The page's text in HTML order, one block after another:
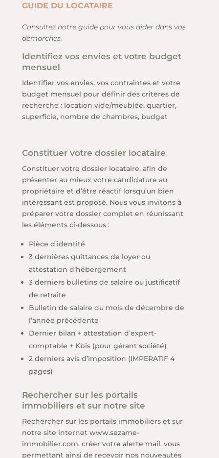
GUIDE DU LOCATAIRE
Consultez notre guide pour vous aider dans vos
démarches.
Identifiez vos envies et votre budget
mensuel
Identifier vos envies, vos contraintes et votre
budget mensuel pour définir des critères de
recherche : location vide/meublée, quartier,
superficie, nombre de chambres, budget
Constituer votre dossier locataire
Constituer votre dossier locataire, afin de
présenter au mieux votre candidature au
propriétaire et d’être réactif lorsqu’un bien
intéressant est proposé. Nous vous invitons à
préparer votre dossier complet en réunissant
les éléments ci-dessous :
Pièce d’identité
3 dernières quittances de loyer ou
attestation d’hébergement
3 derniers bulletins de salaire ou justificatif
de retraite
Bulletin de salaire du mois de décembre de
l’année précédente
Dernier bilan + attestation d’expert-
comptable + Kbis (pour gérant société)
2 derniers avis d’imposition (IMPERATIF 4
pages)
Rechercher sur les portails
immobiliers et sur notre site
Rechercher sur les portails immobiliers et sur
notre site internet www.sezame-
immobilier.com, créer votre alerte mail, vous
permettant ainsi de recevoir nos nouveautés